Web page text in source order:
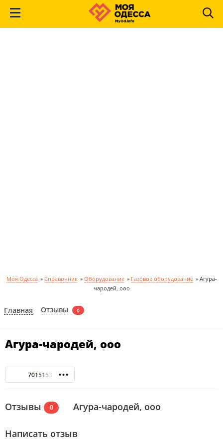
Моя Одесса » Справочник » Оборудование » Газовое оборудование » Агура-
чародей, ооо
Главная Отзывы 0
Агура-чародей, ооо
7015153
Отзывы 0 Агура-чародей, ооо
Написать отзыв